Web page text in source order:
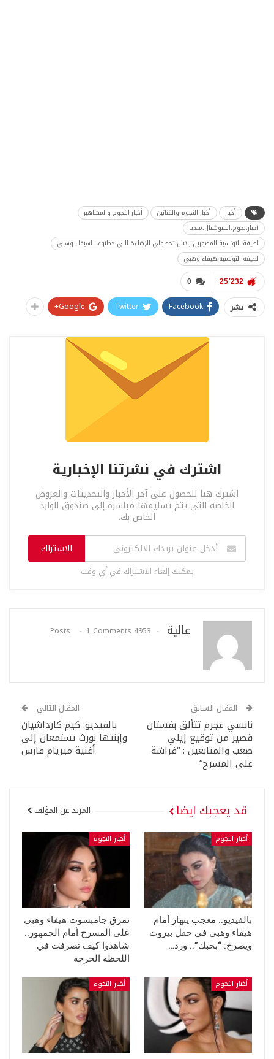
أخبار أخبار النجوم والفنانين
أخبار النجوم والمشاهير
أخبار،نجوم،السوشيال،ميديا
لطيفة التونسية للمصورين بلاش تحطولي الإضاءة اللي حطتوها لهيفاء وهبي
لطيفة التونسية،هيفاء وهبي
0 25٬232
نشر Facebook
Twitter
Google+
اشترك في نشرتنا الإخبارية
اشترك هنا للحصول على آخر الأخبار والتحديثات والعروض
الخاصة التي يتم تسليمها مباشرة إلى صندوق الوارد
الخاص بك.
الاشتراك
يمكنك إلغاء الاشتراك في أي وقت
عالية 4953 Posts
1 Comments
المقال السابق
نانسي عجرم تتألق بفستان
قصير من توقيع إيلي
صعب والمتابعين : “فراشة
على المسرح”
المقال التالي
بالفيديو: كيم كارداشيان
وإبنتها نورث تستمعان إلى
أغنية ميريام فارس
قد يعجبك ايضا المزيد عن المؤلف
أخبار النجوم
بالفيديو.. معجب ينهار أمام
هيفاء وهبي في حفل بيروت
ويصرخ: “بحبك”.. ورد…
أخبار النجوم
تمزق جامبسوت هيفاء وهبي
على المسرح أمام الجمهور..
شاهدوا كيف تصرفت في
اللحظة الحرجة
أخبار النجوم أخبار النجوم